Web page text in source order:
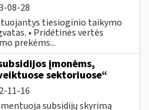
08-28
tiesioginio taikymo
• Pridėtinės vertės
prekėms...
įmonėms,
sektoriuose“
11-16
subsidijų skyrimą